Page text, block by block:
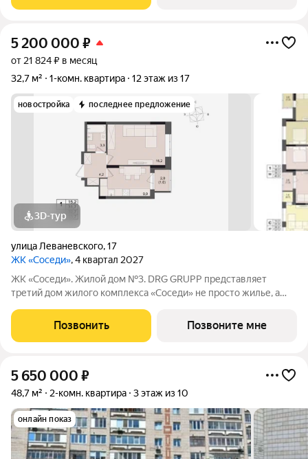
5 200 000 ₽
от 21 824 ₽ в месяц
32,7 м²
1-комн. квартира 12 этаж из 17
новостройка последнее предложение
3D-тур
улица Леваневского,17
ЖК «Соседи», 4 квартал 2027
ЖК «Соседи». Жилой дом №3. DRG GRUPP представляет
третий дом жилого комплекса «Соседи» не просто жилье, а
жилой комплекс будет расположен на улице Леваневского, в
Позвонить Позвоните мне
5 650 000 ₽
48,7 м² 2-комн. квартира 3 этаж из 10
онлайн показ